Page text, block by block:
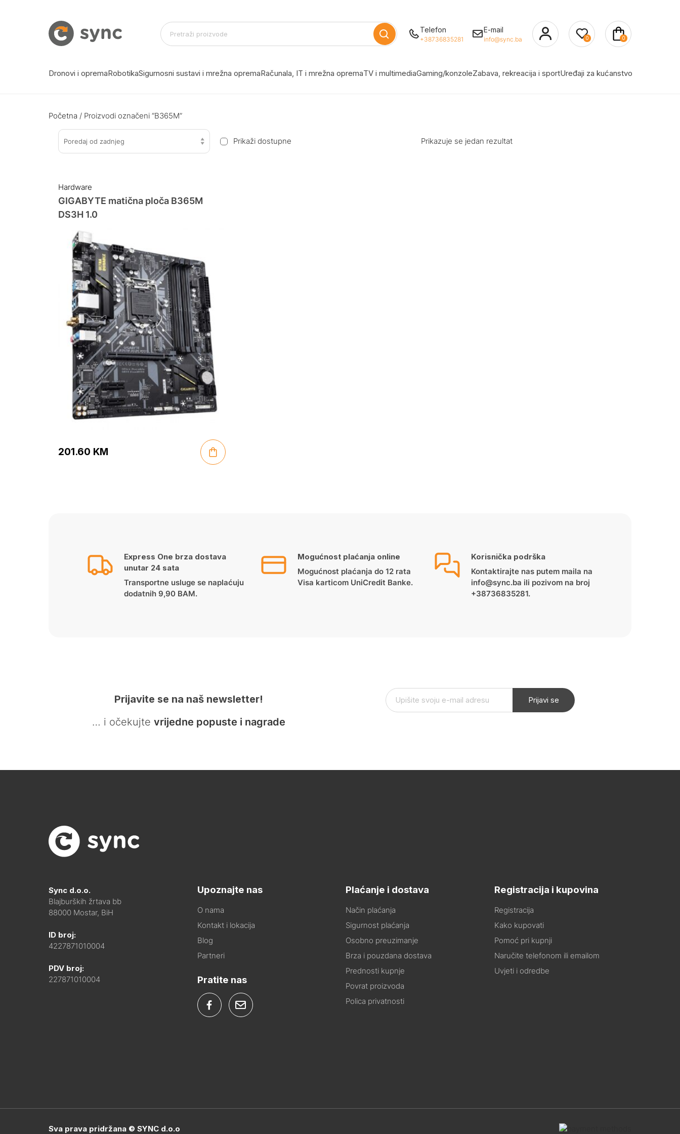
Telefon
+38736835281
E-mail
info@sync.ba 0 0
Dronovi i opremaRobotikaSigurnosni sustavi i mrežna opremaRačunala, IT i mrežna opremaTV i multimediaGaming/konzoleZabava, rekreacija i sportUređaji za kućanstvo
Početna / Proizvodi označeni “B365M”
Poredaj od zadnjeg Prikaži dostupne Prikazuje se jedan rezultat
Hardware
GIGABYTE matična ploča B365M
DS3H 1.0
201.60 KM
Express One brza dostava
unutar 24 sata
Transportne usluge se naplaćuju
dodatnih 9,90 BAM.
Mogućnost plaćanja online
Mogućnost plaćanja do 12 rata
Visa karticom UniCredit Banke.
Korisnička podrška
Kontaktirajte nas putem maila na
info@sync.ba ili pozivom na broj
+38736835281.
Prijavite se na naš newsletter!
… i očekujte vrijedne popuste i nagrade
Prijavi se
Sync d.o.o.
Blajburških žrtava bb
88000 Mostar, BiH
ID broj:
4227871010004
PDV broj:
227871010004
Upoznajte nas
O nama
Kontakt i lokacija
Blog
Partneri
Pratite nas
Plaćanje i dostava
Način plaćanja
Sigurnost plaćanja
Osobno preuzimanje
Brza i pouzdana dostava
Prednosti kupnje
Povrat proizvoda
Polica privatnosti
Registracija i kupovina
Registracija
Kako kupovati
Pomoć pri kupnji
Naručite telefonom ili emailom
Uvjeti i odredbe
Sva prava pridržana © SYNC d.o.o